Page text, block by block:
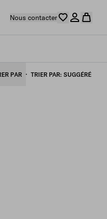
Nous contacter
PAR TRIER PAR SUGGÉRÉ